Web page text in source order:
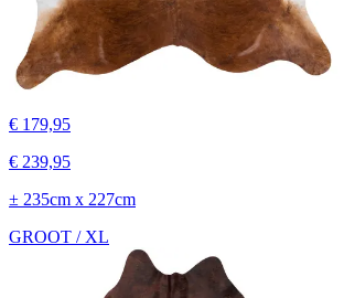
€ 179,95
€ 239,95
± 235cm x 227cm
GROOT / XL